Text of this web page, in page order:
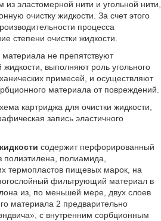
эластомерной нити и угольной нити,
очистку жидкости. За счет этого
процесса
степени очистки жидкости.
не препятствуют
выполняют роль угольного
примесей, и осуществляют
материала от повреждений.
картриджа для очистки жидкости,
запись эластичного
содержит перфорированный
полиэтилена, полиамида,
термопластов пищевых марок, на
фильтрующий материал в
из, по меньшей мере, двух слоев
материала 2 предварительно
с внутренним сорбционным